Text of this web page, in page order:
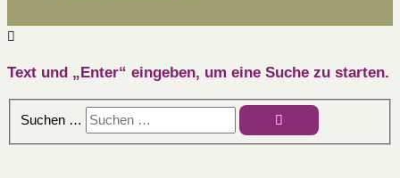
Text und „Enter“ eingeben, um eine Suche zu starten.
Suchen …